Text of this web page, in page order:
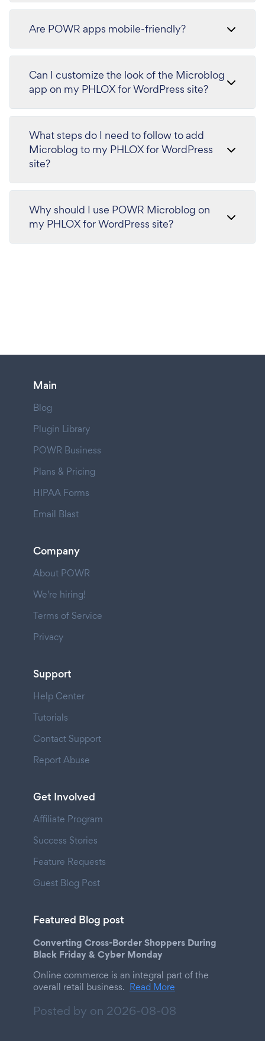
Are POWR apps mobile-friendly?
Can I customize the look of the Microblog
app on my PHLOX for WordPress site?
What steps do I need to follow to add
Microblog to my PHLOX for WordPress
site?
Why should I use POWR Microblog on
my PHLOX for WordPress site?
Main
Blog
Plugin Library
POWR Business
Plans & Pricing
HIPAA Forms
Email Blast
Company
About POWR
We're hiring!
Terms of Service
Privacy
Support
Help Center
Tutorials
Contact Support
Report Abuse
Get Involved
Affiliate Program
Success Stories
Feature Requests
Guest Blog Post
Featured Blog post
Converting Cross-Border Shoppers During
Black Friday & Cyber Monday
Online commerce is an integral part of the
overall retail business. Read More
Posted by on 2026-08-08